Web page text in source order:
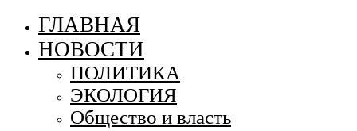
ГЛАВНАЯ
НОВОСТИ
ПОЛИТИКА
ЭКОЛОГИЯ
Общество и власть